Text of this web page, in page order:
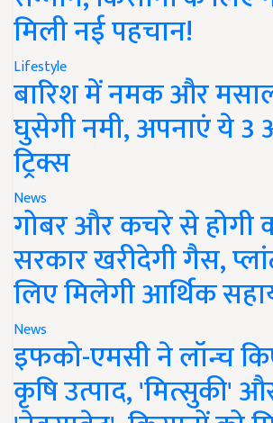
मिली नई पहचान!
Lifestyle
बारिश में नमक और
घुसेगी नमी, अपनाएं ये
ट्रिक्स
News
गोबर और कचरे से होगी
सरकार खरीदेगी गैस,
लिए मिलेगी आर्थिक
News
इफको-एमसी ने लॉन्च
कृषि उत्पाद, 'मित्सुकी'